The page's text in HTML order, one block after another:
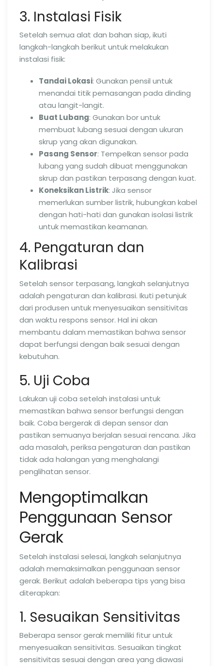
3. Instalasi Fisik
Setelah semua alat dan bahan siap, ikuti
langkah-langkah berikut untuk melakukan
instalasi fisik:
Tandai Lokasi: Gunakan pensil untuk
menandai titik pemasangan pada dinding
atau langit-langit.
Buat Lubang: Gunakan bor untuk
membuat lubang sesuai dengan ukuran
skrup yang akan digunakan.
Pasang Sensor: Tempelkan sensor pada
lubang yang sudah dibuat menggunakan
skrup dan pastikan terpasang dengan kuat.
Koneksikan Listrik: Jika sensor
memerlukan sumber listrik, hubungkan kabel
dengan hati-hati dan gunakan isolasi listrik
untuk memastikan keamanan.
4. Pengaturan dan
Kalibrasi
Setelah sensor terpasang, langkah selanjutnya
adalah pengaturan dan kalibrasi. Ikuti petunjuk
dari produsen untuk menyesuaikan sensitivitas
dan waktu respons sensor. Hal ini akan
membantu dalam memastikan bahwa sensor
dapat berfungsi dengan baik sesuai dengan
kebutuhan.
5. Uji Coba
Lakukan uji coba setelah instalasi untuk
memastikan bahwa sensor berfungsi dengan
baik. Coba bergerak di depan sensor dan
pastikan semuanya berjalan sesuai rencana. Jika
ada masalah, periksa pengaturan dan pastikan
tidak ada halangan yang menghalangi
penglihatan sensor.
Mengoptimalkan
Penggunaan Sensor
Gerak
Setelah instalasi selesai, langkah selanjutnya
adalah memaksimalkan penggunaan sensor
gerak. Berikut adalah beberapa tips yang bisa
diterapkan:
1. Sesuaikan Sensitivitas
Beberapa sensor gerak memiliki fitur untuk
menyesuaikan sensitivitas. Sesuaikan tingkat
sensitivitas sesuai dengan area yang diawasi